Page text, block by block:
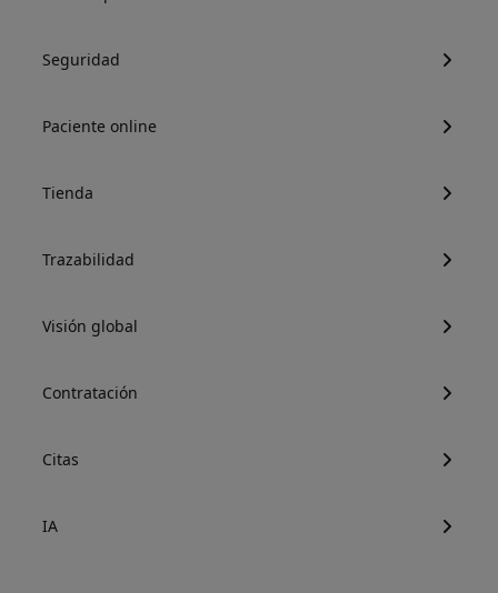
Seguridad
Paciente online
Tienda
Trazabilidad
Visión global
Contratación
Citas
IA